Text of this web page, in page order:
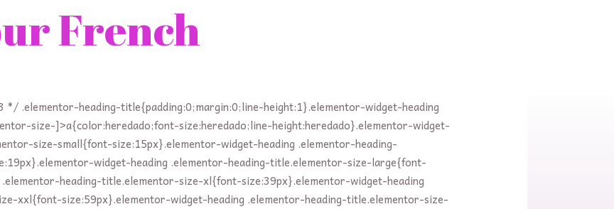
French
.elementor-heading-title{padding:0;margin:0;line-height:1}.elementor-widget-heading
size-]>a{color:heredado;font-size:heredado;line-height:heredado}.elementor-widget-
size-small{font-size:15px}.elementor-widget-heading .elementor-heading-
widget-heading .elementor-heading-title.elementor-size-large{font-
heading-title.elementor-size-xl{font-size:39px}.elementor-widget-heading
xxl{font-size:59px}.elementor-widget-heading .elementor-heading-title.elementor-size-